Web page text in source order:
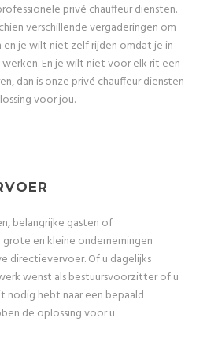
privé chauffeur diensten.
verschillende vergaderingen om
je wilt niet zelf rijden omdat je in
En je wilt niet voor elk rit een
dan is onze privé chauffeur diensten
voor jou.
belangrijke gasten of
grote en kleine ondernemingen
directievervoer. Of u dagelijks
wenst als bestuursvoorzitter of u
nodig hebt naar een bepaald
de oplossing voor u.